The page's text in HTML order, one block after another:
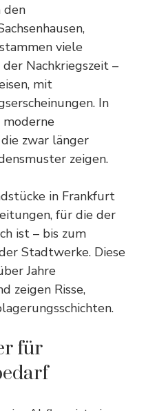
den
viele
der Nachkriegszeit –
mit
In
zwar länger
zeigen.
in Frankfurt
für die der
ist – bis zum
Stadtwerke. Diese
Jahre
zeigen Risse,
für